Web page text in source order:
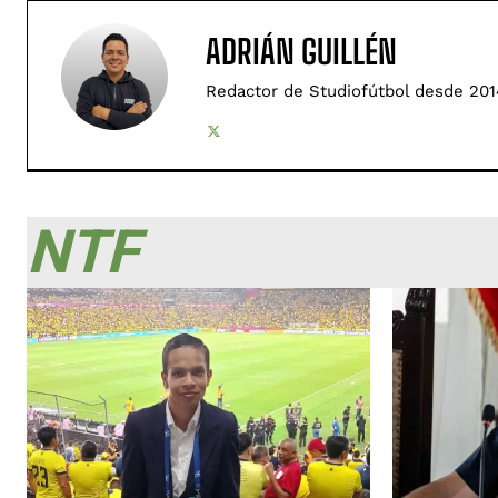
ADRIÁN GUILLÉN
Redactor de Studiofútbol desde
NTF